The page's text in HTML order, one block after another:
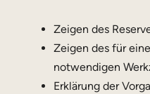
Zeigen des
Zeigen des für
notwendigen
Erklärung der